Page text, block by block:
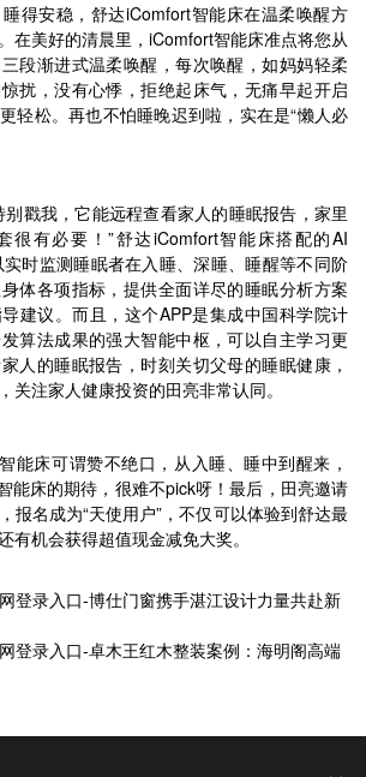
得安稳，舒达iComfort智能床在温柔唤醒方
在美好的清晨里，iComfort智能床准点将您从
段渐进式温柔唤醒，每次唤醒，如妈妈轻柔
扰，没有心悸，拒绝起床气，无痛早起开启
轻松。再也不怕睡晚迟到啦，实在是“懒人必
别戳我，它能远程查看家人的睡眠报告，家里
很有必要！”舒达iComfort智能床搭配的AI
时监测睡眠者在入睡、深睡、睡醒等不同阶
体各项指标，提供全面详尽的睡眠分析方案
建议。而且，这个APP是集成中国科学院计
算法成果的强大智能中枢，可以自主学习更
人的睡眠报告，时刻关切父母的睡眠健康，
关注家人健康投资的田亮非常认同。
能床可谓赞不绝口，从入睡、睡中到醒来，
能床的期待，很难不pick呀！最后，田亮邀请
报名成为“天使用户”，不仅可以体验到舒达最
有机会获得超值现金减免大奖。
登录入口-博仕门窗携手湛江设计力量共赴新
登录入口-卓木王红木整装案例：海明阁高端